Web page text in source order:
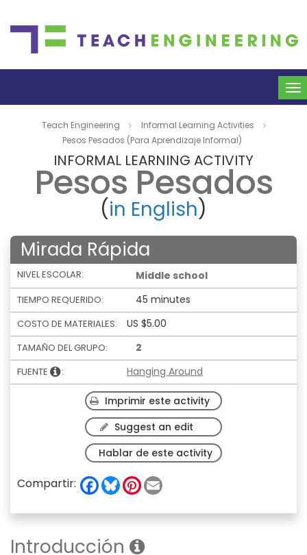
Teach Engineering
Informal Learning Activities
Pesos Pesados (Para Aprendizaje Informal)
INFORMAL LEARNING ACTIVITY
Pesos Pesados
(in English)
Mirada Rápida
NIVEL ESCOLAR: Middle school
TIEMPO REQUERIDO: 45 minutes
COSTO DE MATERIALES: US $5.00
TAMAÑO DEL GRUPO: 2
FUENTE : Hanging Around
Imprimir este activity
Suggest an edit
Hablar de este activity
Compartir: F
a
e
o
o
B
e
y
P
t
r
e
i
Introducción